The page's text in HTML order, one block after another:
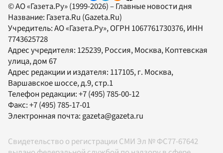
© АО «Газета.Ру» (1999-2026) – Главные новости дня
Название: Газета.Ru (Gazeta.Ru)
Учредитель:АО «Газета.Ру», ОГРН 1067761730376, ИНН
7743625728
Адрес учредителя: 125239, Россия, Москва, Коптевская
улица, дом 67
Адрес редакции и издателя: 117105, г. Москва,
Варшавское шоссе, д.9, стр.1
Телефон редакции:+7 (495) 785-00-12
Факс:+7 (495) 785-17-01
Электронная почта:gazeta@gazeta.ru
Свидетельство о регистрации СМИ Эл № ФС77-67642